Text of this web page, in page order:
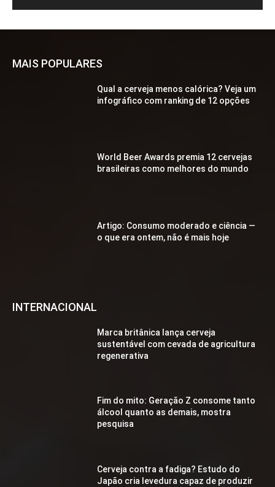
MAIS POPULARES
Qual a cerveja menos calórica? Veja um
infográfico com ranking de 12 opções
World Beer Awards premia 12 cervejas
brasileiras como melhores do mundo
Artigo: Consumo moderado e ciência —
o que era ontem, não é mais hoje
INTERNACIONAL
Marca britânica lança cerveja
sustentável com cevada de agricultura
regenerativa
Fim do mito: Geração Z consome tanto
álcool quanto as demais, mostra
pesquisa
Cerveja contra a fadiga? Estudo do
Japão cria levedura capaz de produzir